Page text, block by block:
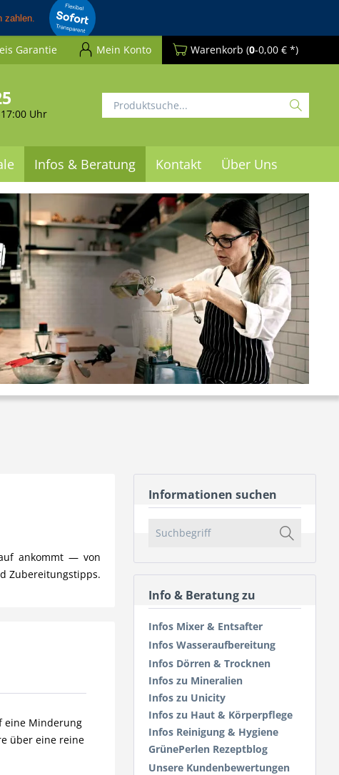
Garantie Mein Konto Warenkorb (0-0,00 € *)
Uhr
Infos & Beratung Kontakt Über Uns
Informationen suchen
Info & Beratung zu
Infos Mixer & Entsafter
Infos Wasseraufbereitung
Infos Dörren & Trocknen
Infos zu Mineralien
Infos zu Unicity
Infos zu Haut & Körperpflege
Infos Reinigung & Hygiene
GrünePerlen Rezeptblog
Unsere Kundenbewertungen
ankommt — von
Zubereitungstipps.
eine Minderung
über eine reine